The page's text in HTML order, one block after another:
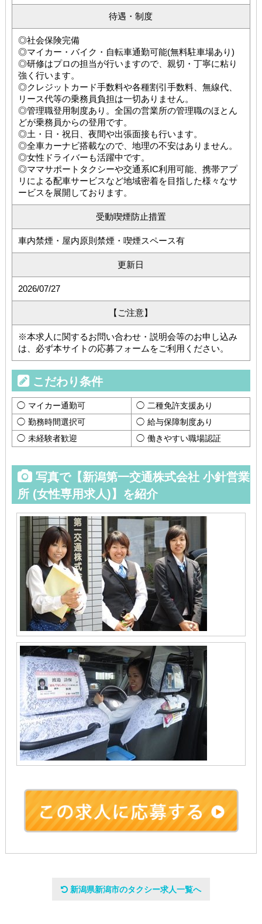
待遇・制度
◎社会保険完備
◎マイカー・バイク・自転車通勤可能(無料駐車場あり)
◎研修はプロの担当が行いますので、親切・丁寧に粘り
強く行います。
◎クレジットカード手数料や各種割引手数料、無線代、
リース代等の乗務員負担は一切ありません。
◎管理職登用制度あり。全国の営業所の管理職のほとん
どが乗務員からの登用です。
◎土・日・祝日、夜間や出張面接も行います。
◎全車カーナビ搭載なので、地理の不安はありません。
◎女性ドライバーも活躍中です。
◎ママサポートタクシーや交通系IC利用可能、携帯アプ
リによる配車サービスなど地域密着を目指した様々なサ
ービスを展開しております。
受動喫煙防止措置
車内禁煙・屋内原則禁煙・喫煙スペース有
更新日
2026/07/27
【ご注意】
※本求人に関するお問い合わせ・説明会等のお申し込み
は、必ず本サイトの応募フォームをご利用ください。
こだわり条件
マイカー通勤可
二種免許支援あり
勤務時間選択可
給与保障制度あり
未経験者歓迎
働きやすい職場認証
写真で【新潟第一交通株式会社 小針営業
所 (女性専用求人)】を紹介
会社名
新潟県新潟市のタクシー求人一覧へ